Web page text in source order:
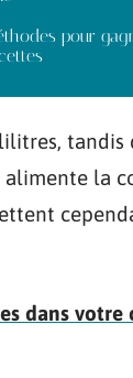
pour
tandis
la
dans votre